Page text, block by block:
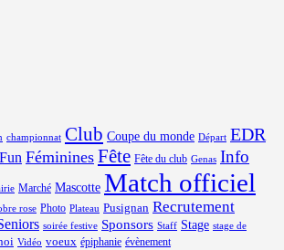
championnat Club Coupe du monde Départ EDR
Fun Féminines Fête Fête du club Genas Info
Marché Mascotte Match officiel
rose Photo Plateau Pusignan Recrutement
soirée festive Sponsors Staff Stage stage de
Vidéo voeux épiphanie évènement